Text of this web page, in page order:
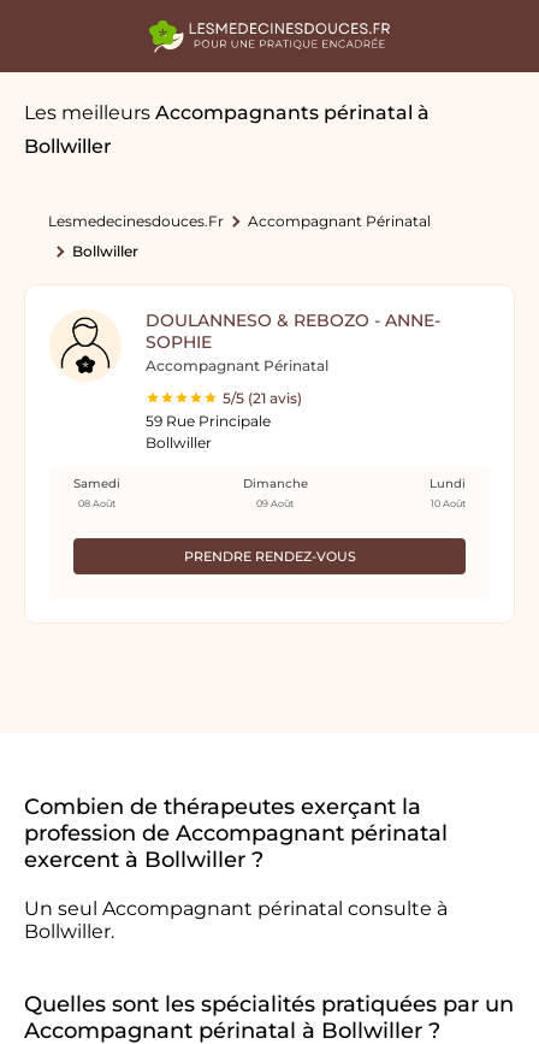
Les meilleurs Accompagnants périnatal à
Bollwiller
Lesmedecinesdouces.fr
Accompagnant Périnatal
Bollwiller
DOULANNESO & REBOZO - ANNE-
SOPHIE
Accompagnant Périnatal
5/5 (21 avis)
59 Rue Principale
Bollwiller
PRENDRE RENDEZ-VOUS
Samedi
08 Août
Dimanche
09 Août
Lundi
10 Août
Combien de thérapeutes exerçant la
profession de Accompagnant périnatal
exercent à Bollwiller ?
Un seul Accompagnant périnatal consulte à
Bollwiller.
Quelles sont les spécialités pratiquées par un
Accompagnant périnatal à Bollwiller ?